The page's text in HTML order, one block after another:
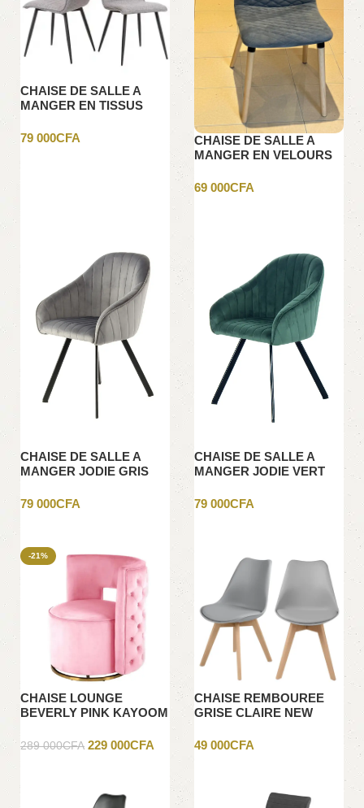
CHAISE DE SALLE A
MANGER EN TISSUS
79 000CFA
CHAISE DE SALLE A
MANGER EN VELOURS
69 000CFA
CHAISE DE SALLE A
MANGER JODIE GRIS
79 000CFA
CHAISE DE SALLE A
MANGER JODIE VERT
79 000CFA
-21%
CHAISE LOUNGE
BEVERLY PINK KAYOOM
289 000CFA 229 000CFA
CHAISE REMBOUREE
GRISE CLAIRE NEW
49 000CFA